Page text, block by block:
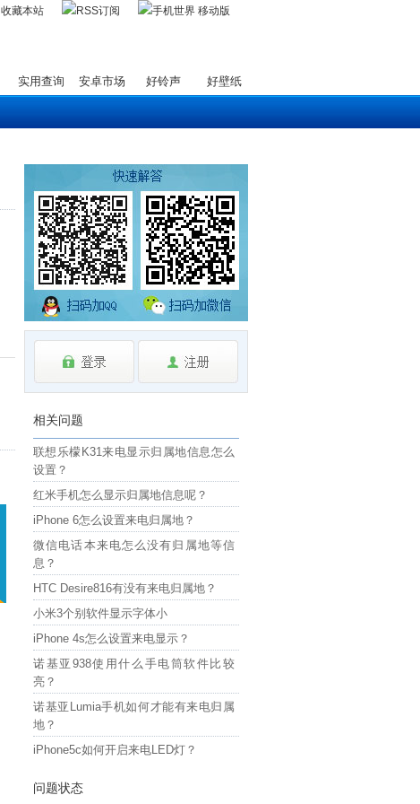
收藏本站
实用查询 安卓市场 好铃声 好壁纸
相关问题
联想乐檬K31来电显示归属地信息怎么
设置？
红米手机怎么显示归属地信息呢？
iPhone 6怎么设置来电归属地？
微信电话本来电怎么没有归属地等信
息？
HTC Desire816有没有来电归属地？
小米3个别软件显示字体小
iPhone 4s怎么设置来电显示？
诺基亚938使用什么手电筒软件比较
亮？
诺基亚Lumia手机如何才能有来电归属
地？
iPhone5c如何开启来电LED灯？
问题状态